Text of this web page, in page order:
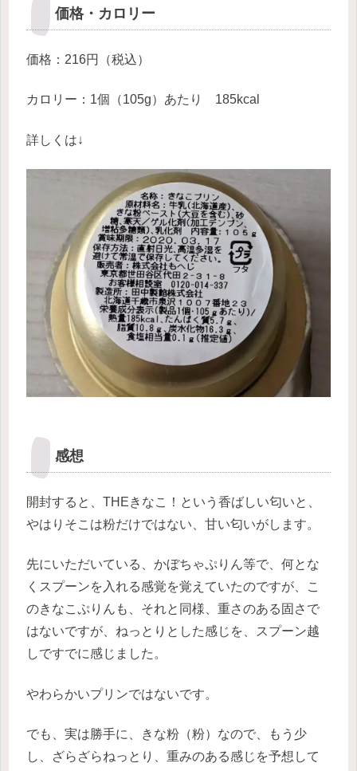
価格・カロリー
価格：216円（税込）
カロリー：1個（105g）あたり 185kcal
詳しくは↓
感想
開封すると、THEきなこ！という香ばしい匂いと、
やはりそこは粉だけではない、甘い匂いがします。
先にいただいている、かぼちゃぷりん等で、何とな
くスプーンを入れる感覚を覚えていたのですが、こ
のきなこぷりんも、それと同様、重さのある固さで
はないですが、ねっとりとした感じを、スプーン越
しですでに感じました。
やわらかいプリンではないです。
でも、実は勝手に、きな粉（粉）なので、もう少
し、ざらざらねっとり、重みのある感じを予想して